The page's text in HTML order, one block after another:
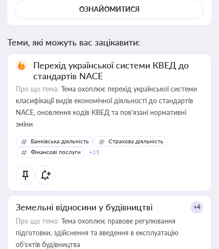
ОЗНАЙОМИТИСЯ
Теми, які можуть вас зацікавити:
Перехід української системи КВЕД до
стандартів NACE
Про що тема: Тема охоплює перехід української системи
класифікації видів економічної діяльності до стандартів
NACE, оновлення кодів КВЕД та пов'язані нормативні
зміни
Банківська діяльність
Страхова діяльність
Фінансові послуги
+13
Земельні відносини у будівництві +4
Про що тема: Тема охоплює правове регулювання
підготовки, здійснення та введення в експлуатацію
об’єктів будівництва